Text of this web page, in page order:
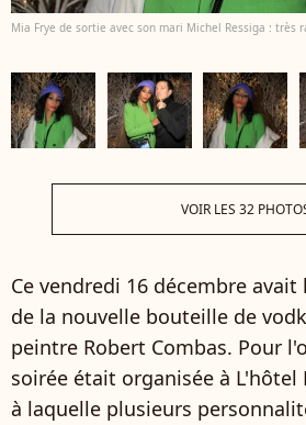
Mia Frye de sortie avec son mari Michel Ressiga : très
VOIR LES 32
Ce vendredi 16 décembre
de la nouvelle bouteille de
peintre Robert Combas. Pour
soirée était organisée à L'hôtel
à laquelle plusieurs